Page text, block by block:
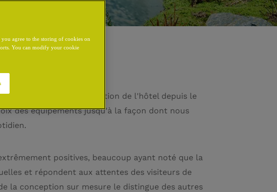
qui a guidé la construction de l'hôtel depuis le
des équipements jusqu'à la façon dont nous
positives, beaucoup ayant noté que la
et répondent aux attentes des visiteurs de
la conception sur mesure le distingue des autres
agree to the storing of cookies on
You can modify your cookie